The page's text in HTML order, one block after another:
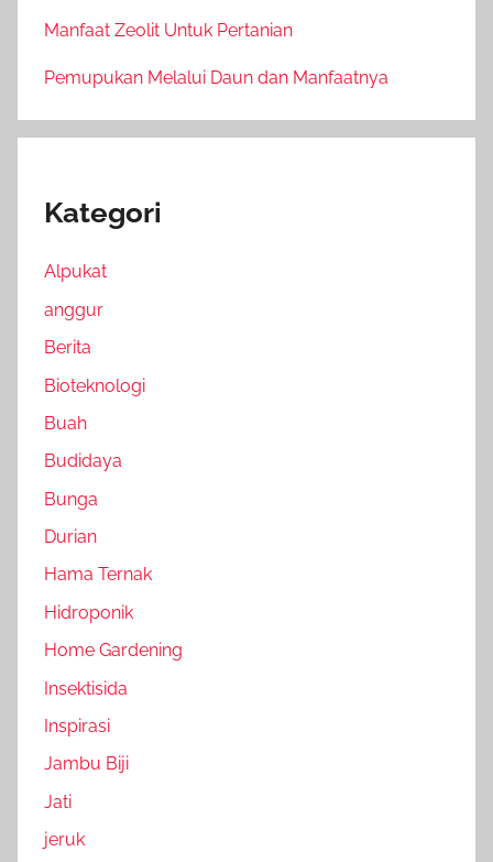
Manfaat Zeolit Untuk Pertanian
Pemupukan Melalui Daun dan Manfaatnya
Kategori
Alpukat
anggur
Berita
Bioteknologi
Buah
Budidaya
Bunga
Durian
Hama Ternak
Hidroponik
Home Gardening
Insektisida
Inspirasi
Jambu Biji
Jati
jeruk